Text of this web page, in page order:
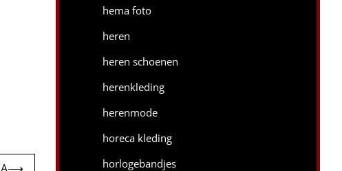
hema foto
heren
heren schoenen
herenkleding
herenmode
horeca kleding
horlogebandjes